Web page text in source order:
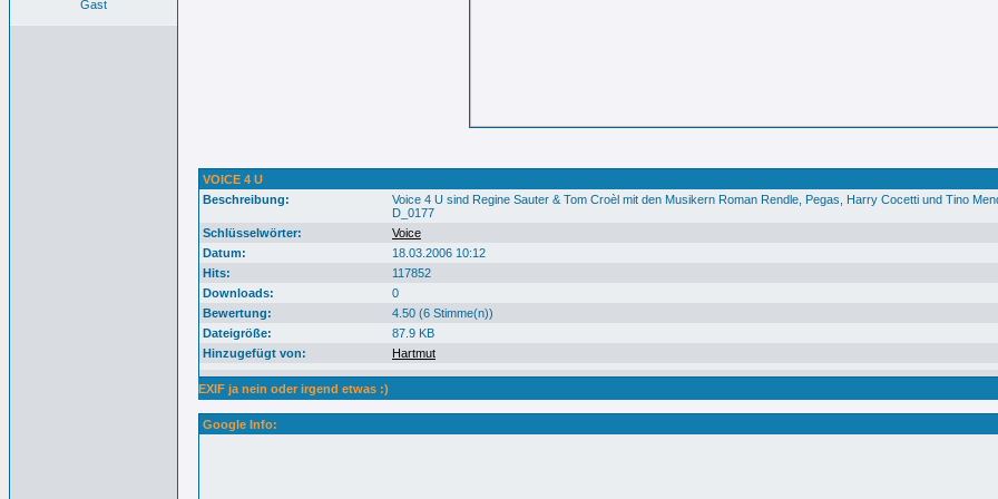
Gast
VOICE 4 U
Beschreibung:
Voice 4 U sind Regine Sauter & Tom Croèl mit den Musikern Roman Rendle, Pegas, Harry Cocetti und Tino
D_0177
Schlüsselwörter:
Voice
Datum:
18.03.2006 10:12
Hits:
117852
Downloads:
0
Bewertung:
4.50 (6 Stimme(n))
Dateigröße:
87.9 KB
Hinzugefügt von:
Hartmut
EXIF ja nein oder irgend etwas :)
Google Info: